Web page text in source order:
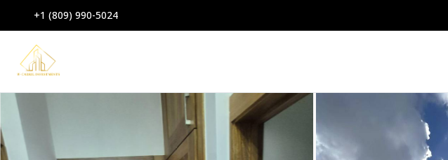
+1 (809) 990-5024